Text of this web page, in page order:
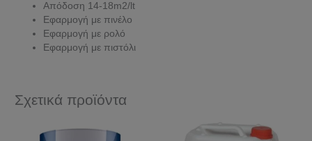
Απόδοση 14-18m2/lt
Εφαρμογή με πινέλο
Εφαρμογή με ρολό
Εφαρμογή με πιστόλι
Σχετικά προϊόντα